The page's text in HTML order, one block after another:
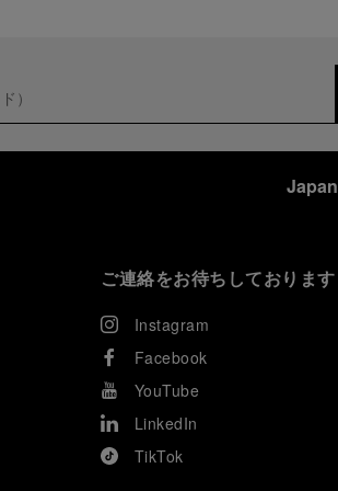
Japan
ご連絡をお待ちしております
Instagram
Facebook
YouTube
LinkedIn
TikTok